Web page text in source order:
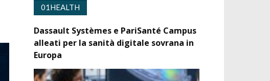
01HEALTH
Dassault Systèmes e PariSanté Campus
alleati per la sanità digitale sovrana in
Europa